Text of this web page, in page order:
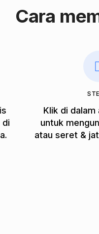
Cara
di
Klik di
untuk
atau seret &